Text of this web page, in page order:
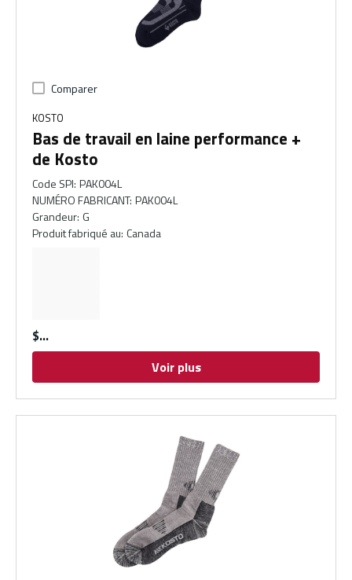
Comparer
KOSTO
Bas de travail en laine performance +
de Kosto
Code SPI: PAK004L
NUMÉRO FABRICANT: PAK004L
Grandeur: G
Produit fabriqué au: Canada
$
Voir plus